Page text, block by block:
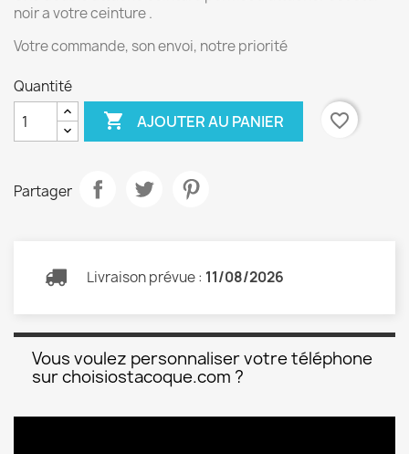
noir a votre ceinture .
Votre commande, son envoi, notre priorité
Quantité
 AJOUTER AU PANIER favorite_border
Partager
Livraison prévue : 11/08/2026
Vous voulez personnaliser votre téléphone
sur choisiostacoque.com ?